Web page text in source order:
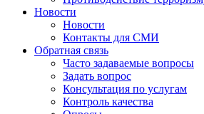
Новости
Новости
Контакты для СМИ
Обратная связь
Часто задаваемые вопросы
Задать вопрос
Консультация по услугам
Контроль качества